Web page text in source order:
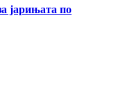
јарињата по